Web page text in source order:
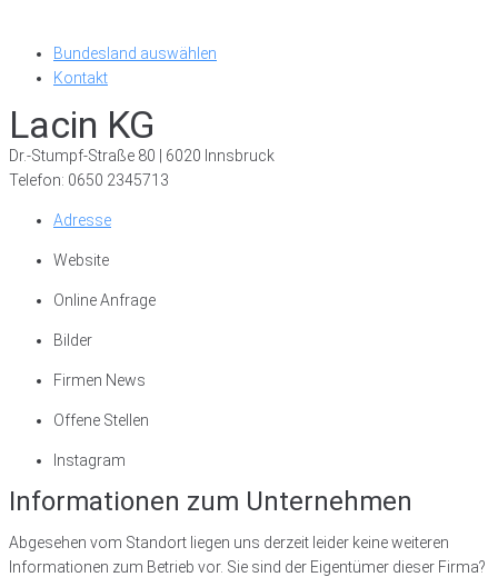
Bundesland auswählen
Kontakt
Lacin KG
Dr.-Stumpf-Straße 80 | 6020 Innsbruck
Telefon: 0650 2345713
Adresse
Website
Online Anfrage
Bilder
Firmen News
Offene Stellen
Instagram
Informationen zum Unternehmen
Abgesehen vom Standort liegen uns derzeit leider keine weiteren
Informationen zum Betrieb vor. Sie sind der Eigentümer dieser Firma?